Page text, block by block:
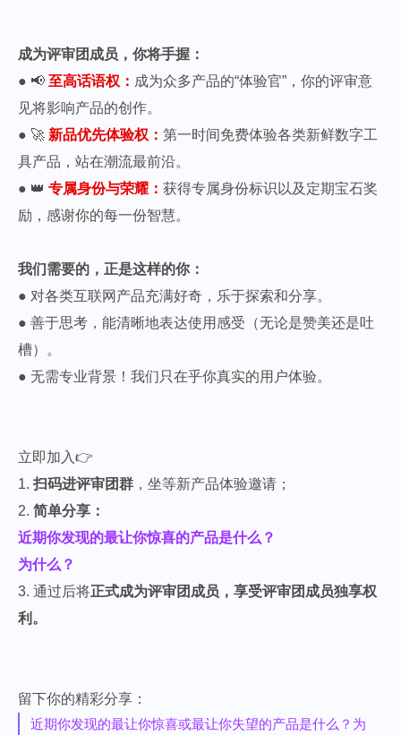
成为评审团成员，你将手握：
● 📢 至高话语权： 成为众多产品的“体验官”，你的评审意
见将影响产品的创作。
● 🚀 新品优先体验权： 第一时间免费体验各类新鲜数字工
具产品，站在潮流最前沿。
● 👑 专属身份与荣耀： 获得专属身份标识以及定期宝石奖
励，感谢你的每一份智慧。
我们需要的，正是这样的你：
● 对各类互联网产品充满好奇，乐于探索和分享。
● 善于思考，能清晰地表达使用感受（无论是赞美还是吐
槽）。
● 无需专业背景！我们只在乎你真实的用户体验。
立即加入👉
1. 扫码进评审团群 ，坐等新产品体验邀请；
2. 简单分享：
近期你发现的最让你惊喜的产品是什么？
为什么？
3. 通过后将正式成为评审团成员，享受评审团成员独享权
利。
留下你的精彩分享：
近期你发现的最让你惊喜或最让你失望的产品是什么？为